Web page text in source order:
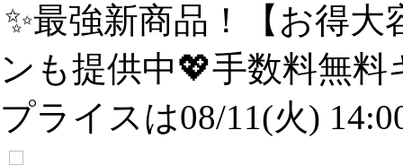
✨️最強新商品！【お得
ンも提供中💖手数料無
プライスは08/11(火)